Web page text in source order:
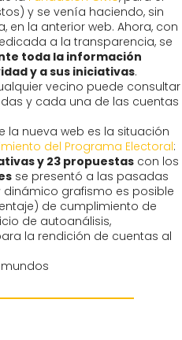
y se venía haciendo, sin
en la anterior web. Ahora, con
a la transparencia, se
toda la información
y a sus iniciativas.
vecino puede consultar
y cada una de las cuentas
la nueva web es la situación
del Programa Electoral:
y 23 propuestas con los
se presentó a las pasadas
grafismo es posible
de cumplimiento de
de autoanálisis,
la rendición de cuentas al